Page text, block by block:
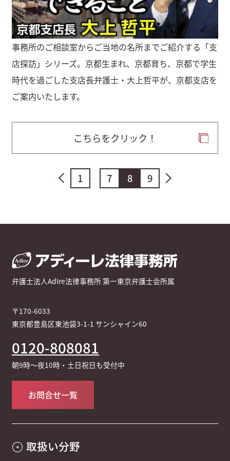
事務所のご相談室からご当地の名所までご紹介する「支
店探訪」シリーズ。京都生まれ、京都育ち、京都で学生
時代を過ごした支店長弁護士・大上哲平が、京都支店を
ご案内いたします。
こちらをクリック！
1 … 7 8 9
弁護士法人AdIre法律事務所 第一東京弁護士会所属
〒170-6033
東京都豊島区東池袋3-1-1 サンシャイン60
0120-808081
朝9時～夜10時・土日祝日も受付中
お問合せ一覧
取扱い分野